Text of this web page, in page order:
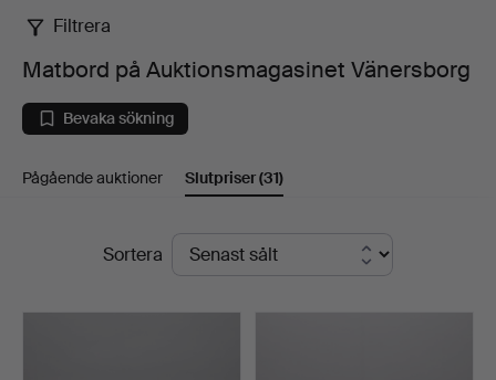
Matbord
på
Auktionsmagasinet
Vänersborg
Filtrera
Matbord på Auktionsmagasinet Vänersborg
Bevaka sökning
Pågående auktioner Slutpriser(31)
SlutpriserSortera